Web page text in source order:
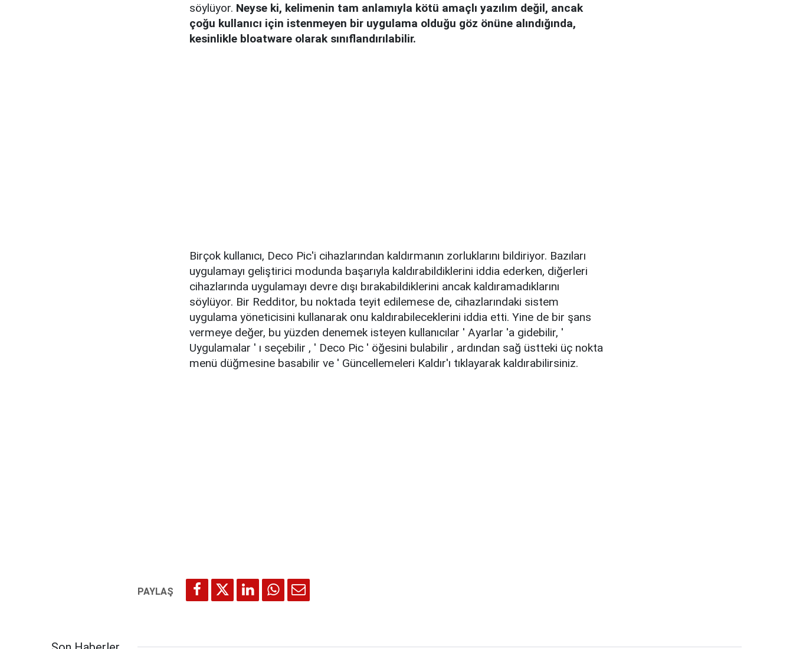
söylüyor. Neyse ki, kelimenin tam anlamıyla kötü amaçlı yazılım değil, ancak
çoğu kullanıcı için istenmeyen bir uygulama olduğu göz önüne alındığında,
kesinlikle bloatware olarak sınıflandırılabilir.
Birçok kullanıcı, Deco Pic'i cihazlarından kaldırmanın zorluklarını bildiriyor. Bazıları
uygulamayı geliştirici modunda başarıyla kaldırabildiklerini iddia ederken, diğerleri
cihazlarında uygulamayı devre dışı bırakabildiklerini ancak kaldıramadıklarını
söylüyor. Bir Redditor, bu noktada teyit edilemese de, cihazlarındaki sistem
uygulama yöneticisini kullanarak onu kaldırabileceklerini iddia etti. Yine de bir şans
vermeye değer, bu yüzden denemek isteyen kullanıcılar ' Ayarlar 'a gidebilir, '
Uygulamalar ' ı seçebilir , ' Deco Pic ' öğesini bulabilir , ardından sağ üstteki üç nokta
menü düğmesine basabilir ve ' Güncellemeleri Kaldır'ı tıklayarak kaldırabilirsiniz.